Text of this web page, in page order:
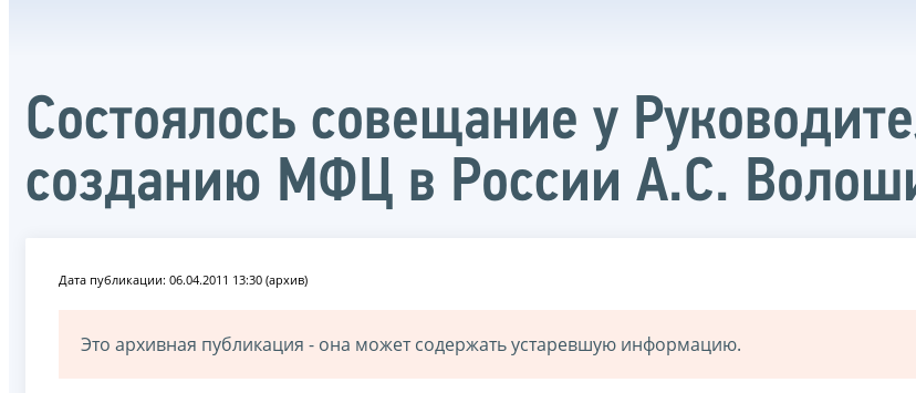
Состоялось совещание у
созданию МФЦ в России А.С.
Дата публикации: 06.04.2011 13:30 (архив)
Это архивная публикация - она может содержать устаревшую информацию.